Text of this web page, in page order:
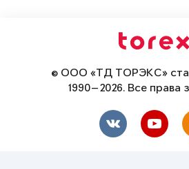
© ООО «ТД ТОРЭКС»
1990—2026. Все права